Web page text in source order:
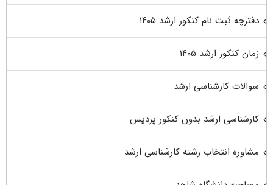
دفترچه ثبت نام کنکور ارشد ۱۴۰۵
زمان کنکور ارشد ۱۴۰۵
سوالات کارشناسی ارشد
کارشناسی ارشد بدون کنکور پردیس
مشاوره انتخاب رشته کارشناسی ارشد